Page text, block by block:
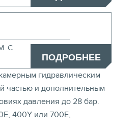
С
ПОДРОБНЕЕ
гидравлическим
частью и дополнительным
давления до 28 бар.
400Y или 700E,